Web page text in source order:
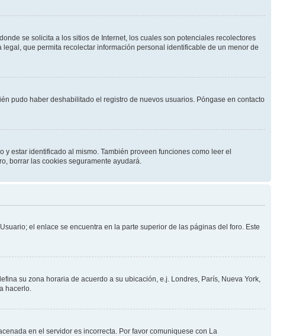
se solicita a los sitios de Internet, los cuales son potenciales recolectores
que permita recolectar información personal identificable de un menor de
pudo haber deshabilitado el registro de nuevos usuarios. Póngase en contacto
estar identificado al mismo. También proveen funciones como leer el
borrar las cookies seguramente ayudará.
el enlace se encuentra en la parte superior de las páginas del foro. Este
su zona horaria de acuerdo a su ubicación, e.j. Londres, París, Nueva York,
hacerlo.
en el servidor es incorrecta. Por favor comuniquese con La